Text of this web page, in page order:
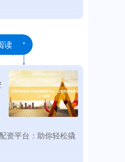
读
资平台：助你轻松撬